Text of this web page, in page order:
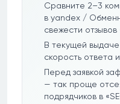
Сравните 2–3
в yandex /
свежести
В текущей
скорость ответа
Перед заявкой
— так проще
подрядчиков в